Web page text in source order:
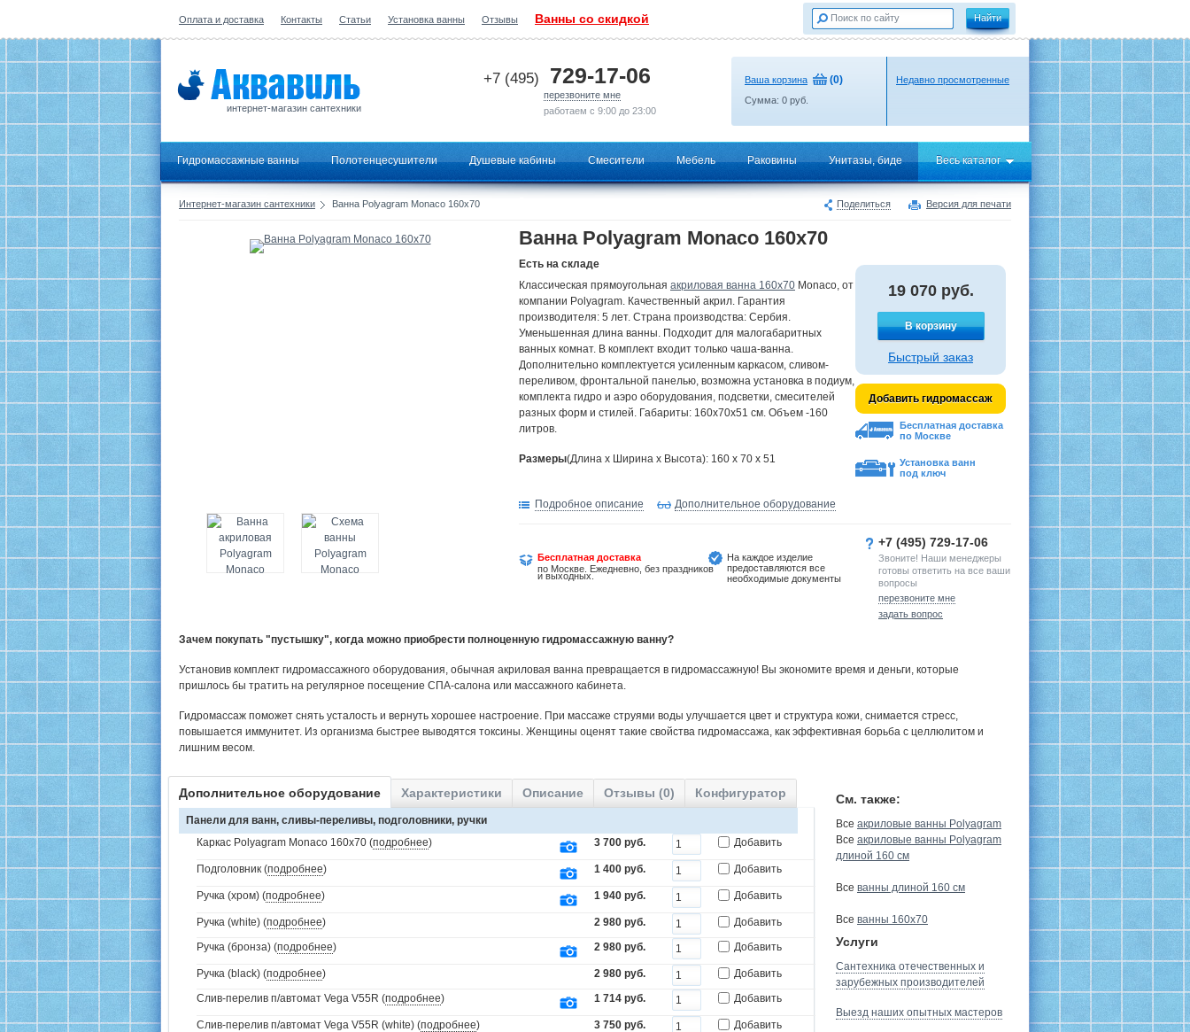
Оплата и доставка Контакты Статьи Установка ванны Отзывы Ванны со скидкой
интернет-магазин сантехники
+7 (495) 729-17-06
перезвоните мне
работаем с 9:00 до 23:00
Ваша корзина (0)
Сумма: 0 руб.
Недавно просмотренные
Гидромассажные ванны Полотенцесушители Душевые кабины Смесители Мебель Раковины Унитазы, биде Весь каталог
Поделиться Версия для печати
Интернет-магазин сантехники Ванна Polyagram Monaco 160x70
Ванна Polyagram Monaco 160x70
Есть на складе
Классическая прямоугольная акриловая ванна 160х70 Monaco, от
компании Polyagram. Качественный акрил. Гарантия
производителя: 5 лет. Страна производства: Сербия.
Уменьшенная длина ванны. Подходит для малогабаритных
ванных комнат. В комплект входит только чаша-ванна.
Дополнительно комплектуется усиленным каркасом, сливом-
переливом, фронтальной панелью, возможна установка в подиум,
комплекта гидро и аэро оборудования, подсветки, смесителей
разных форм и стилей. Габариты: 160x70х51 см. Объем -160
литров.
Размеры(Длина х Ширина х Высота): 160 x 70 x 51
19 070 руб.
В корзину
Быстрый заказ
Добавить гидромассаж
Бесплатная доставка
по Москве
Установка ванн
под ключ
Подробное описание Дополнительное оборудование
Бесплатная доставка
по Москве. Ежедневно, без праздников
и выходных.
На каждое изделие
предоставляются все
необходимые документы
+7 (495) 729-17-06
Звоните! Наши менеджеры
готовы ответить на все ваши
вопросы
перезвоните мне
задать вопрос
Зачем покупать "пустышку", когда можно приобрести полноценную гидромассажную ванну?
Установив комплект гидромассажного оборудования, обычная акриловая ванна превращается в гидромассажную! Вы экономите время и деньги, которые
пришлось бы тратить на регулярное посещение СПА-салона или массажного кабинета.
Гидромассаж поможет снять усталость и вернуть хорошее настроение. При массаже струями воды улучшается цвет и структура кожи, снимается стресс,
повышается иммунитет. Из организма быстрее выводятся токсины. Женщины оценят такие свойства гидромассажа, как эффективная борьба с целлюлитом и
лишним весом.
Дополнительное оборудование Характеристики Описание Отзывы (0) Конфигуратор
Панели для ванн, сливы-переливы, подголовники, ручки
Каркас Polyagram Monaco 160x70 (подробнее) 3 700 руб. Добавить
Подголовник (подробнее) 1 400 руб. Добавить
Ручка (хром) (подробнее) 1 940 руб. Добавить
Ручка (white) (подробнее) 2 980 руб.
Добавить
Ручка (бронза) (подробнее) 2 980 руб. Добавить
Ручка (black) (подробнее) 2 980 руб.
Добавить
Слив-перелив п/автомат Vega V55R (подробнее) 1 714 руб. Добавить
Слив-перелив п/автомат Vega V55R (white) (подробнее) 3 750 руб.
Добавить
См. также:
Все акриловые ванны Polyagram
Все акриловые ванны Polyagram
длиной 160 см
Все ванны длиной 160 см
Все ванны 160х70
Услуги
Сантехника отечественных и
зарубежных производителей
Выезд наших опытных мастеров